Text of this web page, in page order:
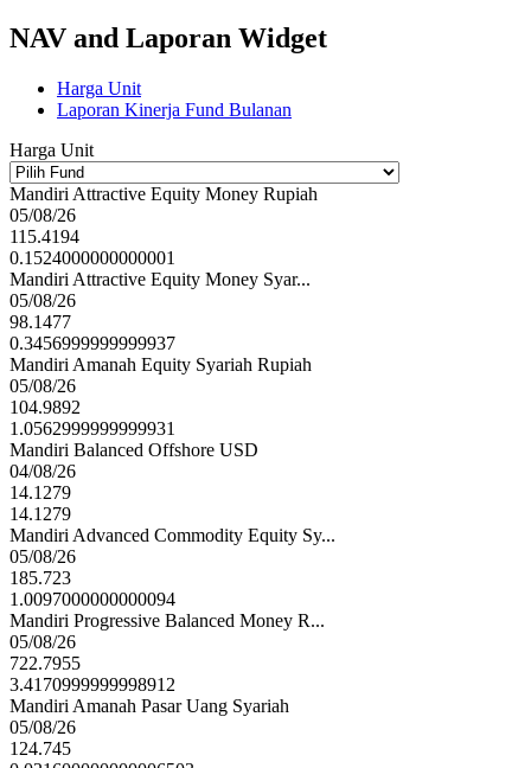
NAV and Laporan Widget
Harga Unit
Laporan Kinerja Fund Bulanan
Harga Unit
Mandiri Attractive Equity Money Rupiah
05/08/26
115.4194
0.1524000000000001
Mandiri Attractive Equity Money Syar...
05/08/26
98.1477
0.3456999999999937
Mandiri Amanah Equity Syariah Rupiah
05/08/26
104.9892
1.0562999999999931
Mandiri Balanced Offshore USD
04/08/26
14.1279
14.1279
Mandiri Advanced Commodity Equity Sy...
05/08/26
185.723
1.0097000000000094
Mandiri Progressive Balanced Money R...
05/08/26
722.7955
3.4170999999998912
Mandiri Amanah Pasar Uang Syariah
05/08/26
124.745